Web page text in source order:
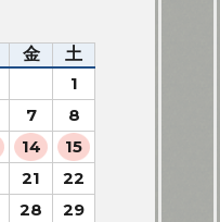
金 土
1
7
8
14
15
21
22
28
29